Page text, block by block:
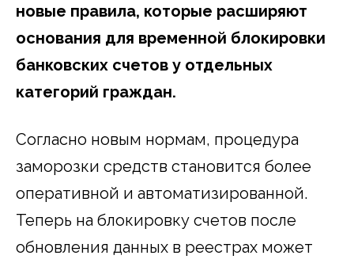
новые правила, которые расширяют
основания для временной блокировки
банковских счетов у отдельных
категорий граждан.
Согласно новым нормам, процедура
заморозки средств становится более
оперативной и автоматизированной.
Теперь на блокировку счетов после
обновления данных в реестрах может